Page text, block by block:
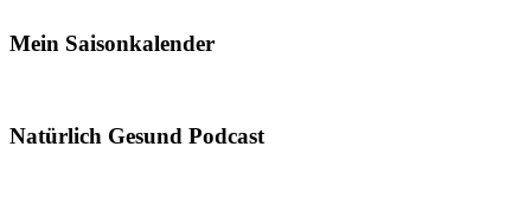
Mein Saisonkalender
Natürlich Gesund Podcast